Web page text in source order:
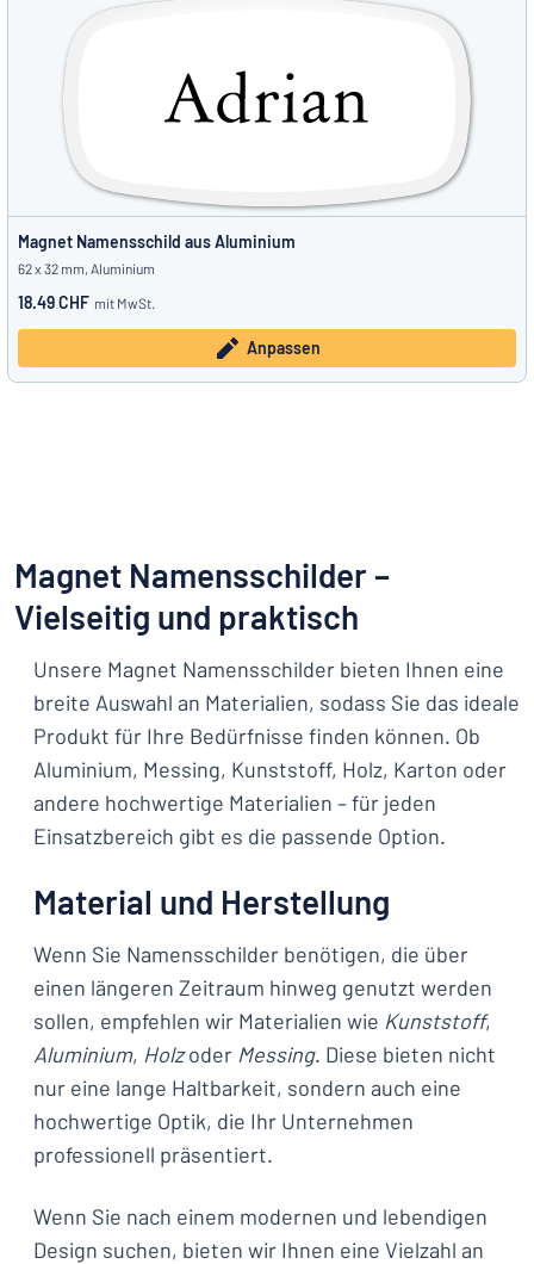
Magnet Namensschild aus Aluminium
62 x 32 mm, Aluminium
18.49 CHF mit MwSt.
Anpassen
Magnet Namensschilder –
Vielseitig und praktisch
Unsere Magnet Namensschilder bieten Ihnen eine
breite Auswahl an Materialien, sodass Sie das ideale
Produkt für Ihre Bedürfnisse finden können. Ob
Aluminium, Messing, Kunststoff, Holz, Karton oder
andere hochwertige Materialien – für jeden
Einsatzbereich gibt es die passende Option.
Material und Herstellung
Wenn Sie Namensschilder benötigen, die über
einen längeren Zeitraum hinweg genutzt werden
sollen, empfehlen wir Materialien wie Kunststoff,
Aluminium, Holzoder Messing. Diese bieten nicht
nur eine lange Haltbarkeit, sondern auch eine
hochwertige Optik, die Ihr Unternehmen
professionell präsentiert.
Wenn Sie nach einem modernen und lebendigen
Design suchen, bieten wir Ihnen eine Vielzahl an